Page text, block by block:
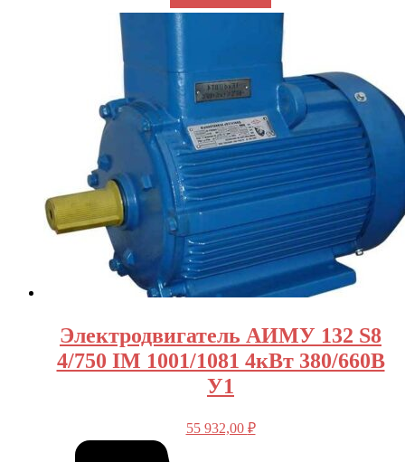
Электродвигатель АИМУ 132 S8
4/750 IM 1001/1081 4кВт 380/660В
У1
55 932,00 ₽